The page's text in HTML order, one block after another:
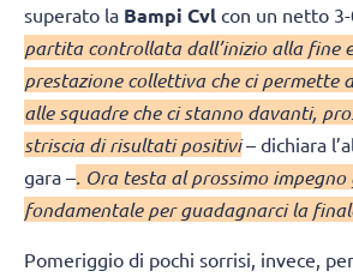
superato la Bampi Cvl con un netto 3-
partita controllata dall’inizio alla fine
prestazione collettiva che ci permette
alle squadre che ci stanno davanti,
striscia di risultati positivi– dichiara
gara –. Ora testa al prossimo impegno
fondamentale per guadagnarci la
Pomeriggio di pochi sorrisi, invece,